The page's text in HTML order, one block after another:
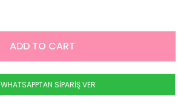
WHATSAPPTAN SİPARİŞ VER